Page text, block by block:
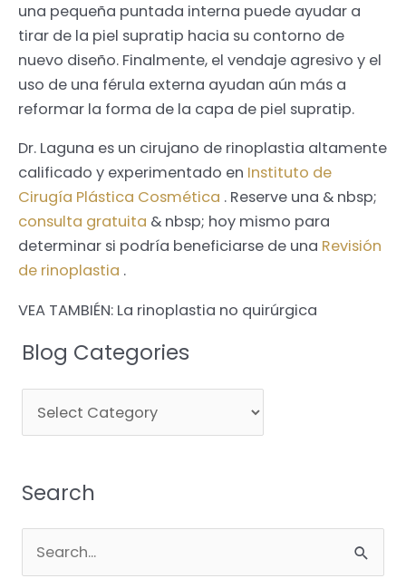
una pequeña puntada interna puede ayudar a
tirar de la piel supratip hacia su contorno de
nuevo diseño. Finalmente, el vendaje agresivo y el
uso de una férula externa ayudan aún más a
reformar la forma de la capa de piel supratip.
Dr. Laguna es un cirujano de rinoplastia altamente
calificado y experimentado en Instituto de
Cirugía Plástica Cosmética . Reserve una & nbsp;
consulta gratuita & nbsp; hoy mismo para
determinar si podría beneficiarse de una Revisión
de rinoplastia .
VEA TAMBIÉN: La rinoplastia no quirúrgica
Blog Categories
Categories
Search
for: